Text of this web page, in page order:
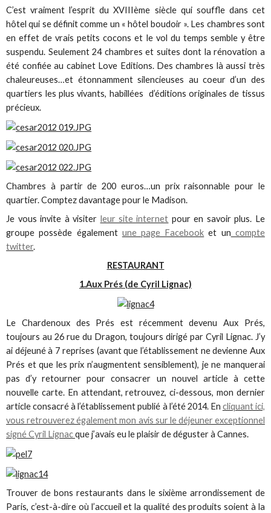
C’est vraiment l’esprit du XVIIIème siècle qui souffle dans cet
hôtel qui se définit comme un « hôtel boudoir ». Les chambres sont
en effet de vrais petits cocons et le vol du temps semble y être
suspendu. Seulement 24 chambres et suites dont la rénovation a
été confiée au cabinet Love Editions. Des chambres là aussi très
chaleureuses…et étonnamment silencieuses au coeur d’un des
quartiers les plus vivants, habillées d’éditions originales de tissus
précieux.
Chambres à partir de 200 euros…un prix raisonnable pour le
quartier. Comptez davantage pour le Madison.
Je vous invite à visiter leur site internet pour en savoir plus. Le
groupe possède également une page Facebook et un compte
twitter.
RESTAURANT
1.Aux Prés (de Cyril Lignac)
Le Chardenoux des Prés est récemment devenu Aux Prés,
toujours au 26 rue du Dragon, toujours dirigé par Cyril Lignac. J’y
ai déjeuné à 7 reprises (avant que l’établissement ne devienne Aux
Prés et que les prix n’augmentent sensiblement), je ne manquerai
pas d’y retourner pour consacrer un nouvel article à cette
nouvelle carte. En attendant, retrouvez, ci-dessous, mon dernier
article consacré à l’établissement publié à l’été 2014. En cliquant ici,
vous retrouverez également mon avis sur le déjeuner exceptionnel
signé Cyril Lignacque j’avais eu le plaisir de déguster à Cannes.
Trouver de bons restaurants dans le sixième arrondissement de
Paris, c’est-à-dire où l’accueil et la qualité des produits soient à la